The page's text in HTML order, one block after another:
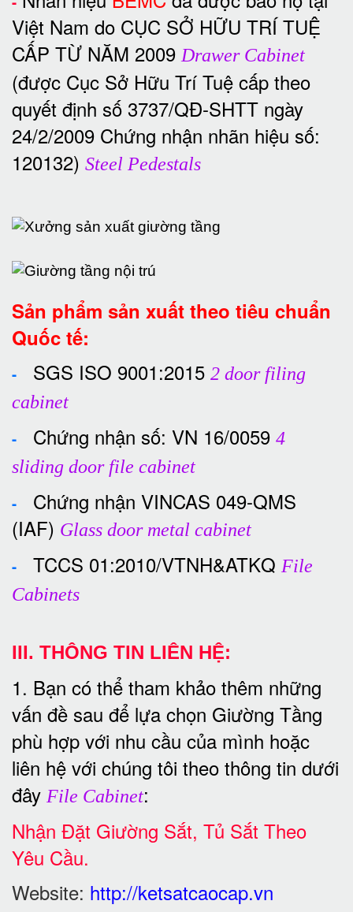
Việt Nam do CỤC SỞ HỮU TRÍ TUỆ
CẤP TỪ NĂM 2009Drawer Cabinet
(được Cục Sở Hữu Trí Tuệ cấp theo
quyết định số 3737/QĐ-SHTT ngày
24/2/2009 Chứng nhận nhãn hiệu số:
120132) Steel Pedestals
Sản phẩm sản xuất theo tiêu chuẩn
Quốc tế:
- SGS ISO 9001:2015 2 door filing
cabinet
- Chứng nhận số: VN 16/0059 4
sliding door file cabinet
-
Chứng nhận VINCAS 049-QMS
(IAF) Glass door metal cabinet
- TCCS 01:2010/VTNH&ATKQ File
Cabinets
III. THÔNG TIN LIÊN HỆ:
1. Bạn có thể tham khảo thêm những
vấn đề sau để lựa chọn Giường Tầng
phù hợp với nhu cầu của mình hoặc
liên hệ với chúng tôi theo thông tin dưới
đây File Cabinet:
Nhận Đặt Giường Sắt, Tủ Sắt Theo
Yêu Cầu.
Website: http://ketsatcaocap.vn